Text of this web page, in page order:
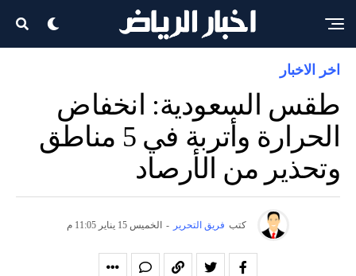
اخر الاخبار
طقس السعودية: انخفاض
الحرارة وأتربة في 5 مناطق
وتحذير من الأرصاد
كتب فريق التحرير - الخميس 15 يناير 11:05 م